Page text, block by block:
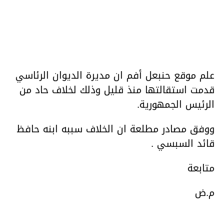
علم موقع حنبعل أفم ان مديرة الديوان الرئاسي
قدمت استقالتها منذ قليل وذلك لخلاف حاد من
الرئيس الجمهورية.
ووفق مصادر مطلعة ان الخلاف سببه ابنه حافظ
قائد السبسي .
متابعة
م.ض